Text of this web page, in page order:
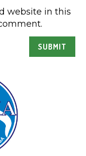
website in this